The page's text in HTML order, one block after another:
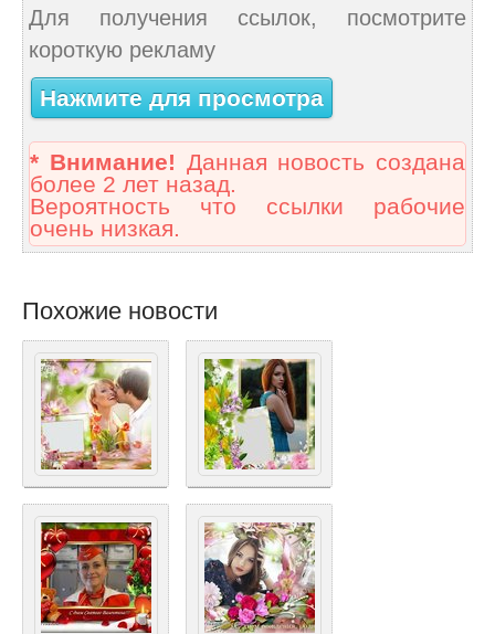
Для получения ссылок, посмотрите
короткую рекламу
Нажмите для просмотра
* Внимание! Данная новость создана
более 2 лет назад.
Вероятность что ссылки рабочие
очень низкая.
Похожие новости